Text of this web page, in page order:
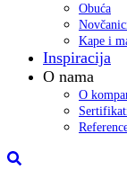
Obuća
Kape i
Inspiracija
O nama
O